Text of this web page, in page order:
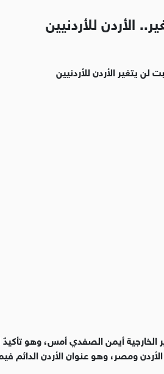
الأردن للأردنيين
الخارجية أيمن الصفدي أمس، وهو
ومصر، وهو عنوان الأردن الدائم